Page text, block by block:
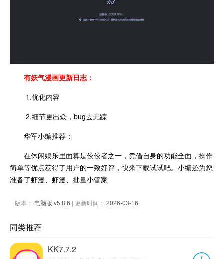
有妖气漫画更新日志：
1.优化内容
2.细节更出众，bug去无踪
华军小编推荐：
在休闲娱乐里面算是佼佼者之一，凭借自身的功能全面，操作
简单等优点获得了用户的一致好评，快来下载试试吧。小编还为您
准备了虾漫、虾漫、批量小管家
版本： 电脑版 v5.8.6 | 更新时间： 2026-03-16
同类推荐
KK7.7.2